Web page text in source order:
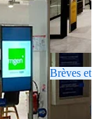
Brèves et